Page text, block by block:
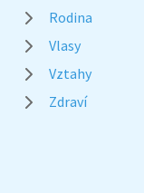
Rodina
Vlasy
Vztahy
Zdraví